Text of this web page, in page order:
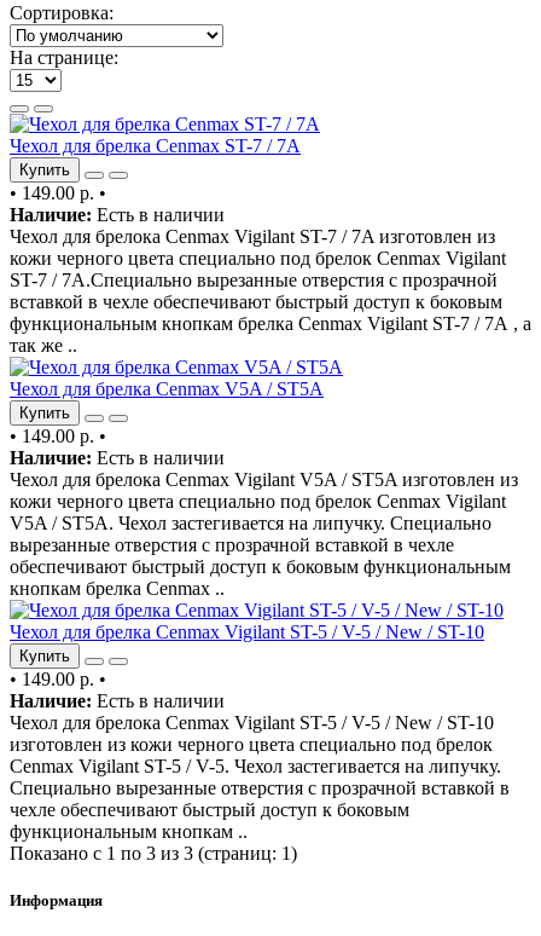
Сортировка:
На странице:
Чехол для брелка Cenmax ST-7 / 7A
Купить
• 149.00 р. •
Наличие: Есть в наличии
Чехол для брелока Cenmax Vigilant ST-7 / 7A изготовлен из
кожи черного цвета специально под брелок Cenmax Vigilant
ST-7 / 7A.Специально вырезанные отверстия с прозрачной
вставкой в чехле обеспечивают быстрый доступ к боковым
функциональным кнопкам брелка Cenmax Vigilant ST-7 / 7A , а
так же ..
Чехол для брелка Cenmax V5A / ST5A
Купить
• 149.00 р. •
Наличие: Есть в наличии
Чехол для брелока Cenmax Vigilant V5A / ST5A изготовлен из
кожи черного цвета специально под брелок Cenmax Vigilant
V5A / ST5A. Чехол застегивается на липучку. Специально
вырезанные отверстия с прозрачной вставкой в чехле
обеспечивают быстрый доступ к боковым функциональным
кнопкам брелка Cenmax ..
Чехол для брелка Cenmax Vigilant ST-5 / V-5 / New / ST-10
Купить
• 149.00 р. •
Наличие: Есть в наличии
Чехол для брелока Cenmax Vigilant ST-5 / V-5 / New / ST-10
изготовлен из кожи черного цвета специально под брелок
Cenmax Vigilant ST-5 / V-5. Чехол застегивается на липучку.
Специально вырезанные отверстия с прозрачной вставкой в
чехле обеспечивают быстрый доступ к боковым
функциональным кнопкам ..
Показано с 1 по 3 из 3 (страниц: 1)
Информация